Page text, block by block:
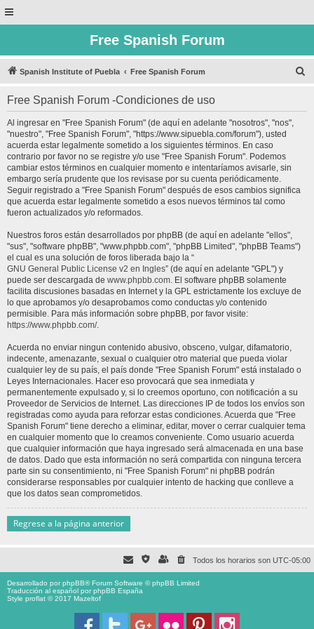
Free Spanish Forum
Spanish Institute of Puebla Free Spanish Forum
Free Spanish Forum -Condiciones de uso
Al ingresar en "Free Spanish Forum" (de aquí en adelante "nosotros", "nos",
"nuestro", "Free Spanish Forum", "https://www.sipuebla.com/forum"), usted
acuerda estar legalmente sometido a los siguientes términos. En caso
contrario por favor no se registre y/o use "Free Spanish Forum". Podemos
cambiar estos términos en cualquier momento e intentaríamos avisarle, sin
embargo sería prudente que los revisase por su cuenta periódicamente.
Seguir registrado a "Free Spanish Forum" después de esos cambios significa
que acuerda estar legalmente sometido a esos nuevos términos tal como
fueron actualizados y/o reformados.
Nuestros foros están desarrollados por phpBB (de aquí en adelante "ellos",
"sus", "software phpBB", "www.phpbb.com", "phpBB Limited", "phpBB Teams")
el cual es una solución de foros liberada bajo la “
GNU General Public License v2 en Ingles” (de aquí en adelante "GPL") y
puede ser descargada de www.phpbb.com. El software phpBB solamente
facilita discusiones basadas en Internet y la GPL estrictamente los excluye de
lo que aprobamos y/o desaprobamos como conductas y/o contenido
permisible. Para más información sobre phpBB, por favor visite:
https://www.phpbb.com/.
Acuerda no enviar ningun contenido abusivo, obsceno, vulgar, difamatorio,
indecente, amenazante, sexual o cualquier otro material que pueda violar
cualquier ley de su país, el país donde "Free Spanish Forum" está instalado o
Leyes Internacionales. Hacer eso provocará que sea inmediata y
permanentemente expulsado y, si lo creemos oportuno, con notificación a su
Proveedor de Servicios de Internet. Las direcciones IP de todos los envíos son
registradas como ayuda para reforzar estas condiciones. Acuerda que "Free
Spanish Forum" tiene derecho a eliminar, editar, mover o cerrar cualquier tema
en cualquier momento que lo creamos conveniente. Como usuario acuerda
que cualquier información que haya ingresado será almacenada en una base
de datos. Dado que esta información no será compartida con ninguna tercera
parte sin su consentimiento, ni "Free Spanish Forum" ni phpBB podrán
considerarse responsables por cualquier intento de hacking que conlleve a
que los datos sean comprometidos.
Regrese a la página anterior
Todos los horarios son UTC-05:00
Desarrollado porphpBB® Forum Software © phpBB Limited
Traducción al español porphpBB España
Style proflat © 2017 Mazeltof